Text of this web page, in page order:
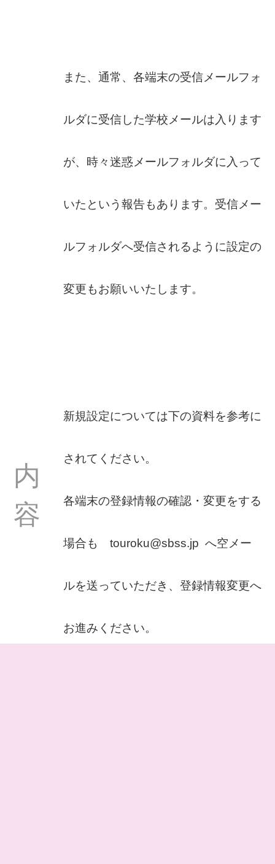
内
容
また、通常、各端末の受信メールフォ
ルダに受信した学校メールは入ります
が、時々迷惑メールフォルダに入って
いたという報告もあります。受信メー
ルフォルダへ受信されるように設定の
変更もお願いいたします。
新規設定については下の資料を参考に
されてください。
各端末の登録情報の確認・変更をする
場合も touroku@sbss.jp へ空メー
ルを送っていただき、登録情報変更へ
お進みください。